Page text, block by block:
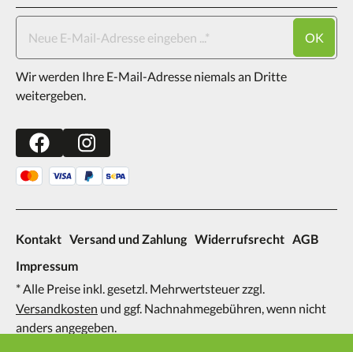
OK
Wir werden Ihre E-Mail-Adresse niemals an Dritte
weitergeben.
Kontakt Versand und Zahlung Widerrufsrecht AGB
Impressum
* Alle Preise inkl. gesetzl. Mehrwertsteuer zzgl.
Versandkosten und ggf. Nachnahmegebühren, wenn nicht
anders angegeben.